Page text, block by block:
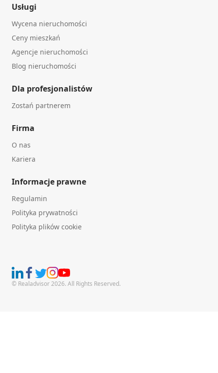
Usługi
Wycena nieruchomości
Ceny mieszkań
Agencje nieruchomości
Blog nieruchomości
Dla profesjonalistów
Zostań partnerem
Firma
O nas
Kariera
Informacje prawne
Regulamin
Polityka prywatności
Polityka plików cookie
© Realadvisor 2026. All Rights Reserved.